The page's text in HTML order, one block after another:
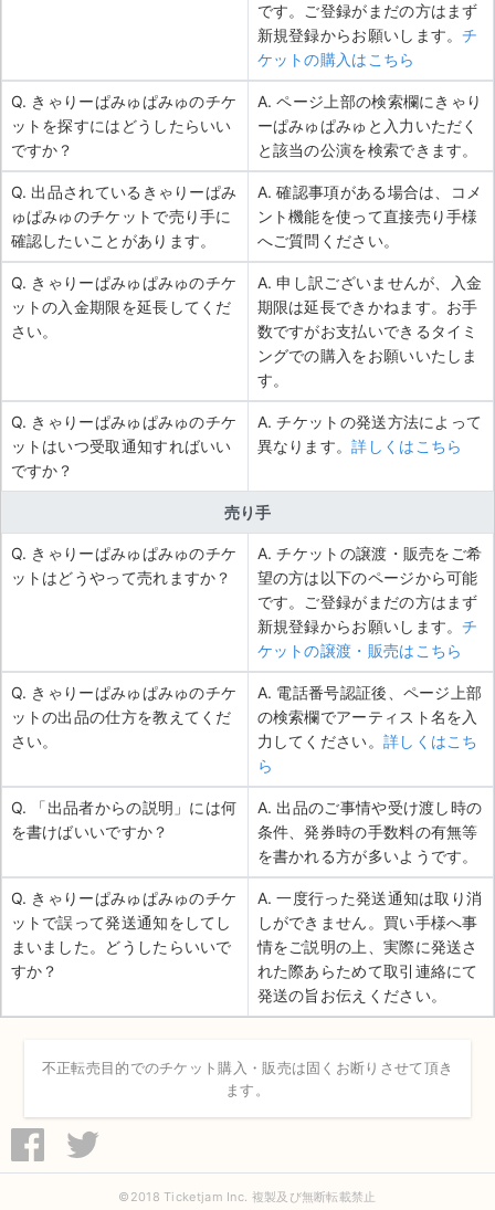
です。ご登録がまだの方はまず
新規登録からお願いします。チ
ケットの購入はこちら
Q. きゃりーぱみゅぱみゅのチケ
ットを探すにはどうしたらいい
ですか？
A. ページ上部の検索欄にきゃり
ーぱみゅぱみゅと入力いただく
と該当の公演を検索できます。
Q. 出品されているきゃりーぱみ
ゅぱみゅのチケットで売り手に
確認したいことがあります。
A. 確認事項がある場合は、コメ
ント機能を使って直接売り手様
へご質問ください。
Q. きゃりーぱみゅぱみゅのチケ
ットの入金期限を延長してくだ
さい。
A. 申し訳ございませんが、入金
期限は延長できかねます。お手
数ですがお支払いできるタイミ
ングでの購入をお願いいたしま
す。
Q. きゃりーぱみゅぱみゅのチケ
ットはいつ受取通知すればいい
ですか？
A. チケットの発送方法によって
異なります。詳しくはこちら
売り手
Q. きゃりーぱみゅぱみゅのチケ
ットはどうやって売れますか？
A. チケットの譲渡・販売をご希
望の方は以下のページから可能
です。ご登録がまだの方はまず
新規登録からお願いします。チ
ケットの譲渡・販売はこちら
Q. きゃりーぱみゅぱみゅのチケ
ットの出品の仕方を教えてくだ
さい。
A. 電話番号認証後、ページ上部
の検索欄でアーティスト名を入
力してください。 詳しくはこち
ら
Q. 「出品者からの説明」には何
を書けばいいですか？
A. 出品のご事情や受け渡し時の
条件、発券時の手数料の有無等
を書かれる方が多いようです。
Q. きゃりーぱみゅぱみゅのチケ
ットで誤って発送通知をしてし
まいました。どうしたらいいで
すか？
A. 一度行った発送通知は取り消
しができません。買い手様へ事
情をご説明の上、実際に発送さ
れた際あらためて取引連絡にて
発送の旨お伝えください。
不正転売目的でのチケット購入・販売は固くお断りさせて頂き
ます。
©2018 Ticketjam Inc. 複製及び無断転載禁止